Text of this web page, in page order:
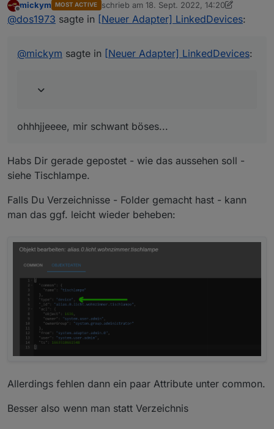
statt eines Verzeichnisses ein "Gerät" - als
Offline
mickym MOST ACTIVE schrieb am 18. Sept. 2022, 14:20
zuletzt editiert von mickym
@dos1973 sagte in [Neuer Adapter] LinkedDevices:
@mickym sagte in [Neuer Adapter] LinkedDevices:
ohhhjjeeee, mir schwant böses...
Habs Dir gerade gepostet - wie das aussehen soll -
siehe Tischlampe.
Falls Du Verzeichnisse - Folder gemacht hast - kann
man das ggf. leicht wieder beheben:
Allerdings fehlen dann ein paar Attribute unter common.
Besser also wenn man statt Verzeichnis